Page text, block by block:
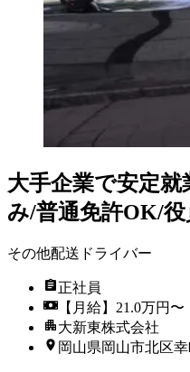
大手企業で安定
み/普通免許OK/役
その他配送ドライバー
正社員
【月給】21.0万円〜
大新東株式会社
岡山県岡山市北区